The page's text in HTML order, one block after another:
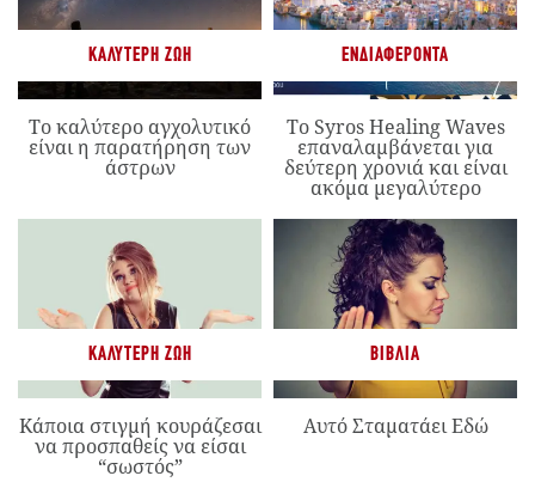
ΚΑΛΎΤΕΡΗ ΖΩΉ
Το καλύτερο αγχολυτικό
είναι η παρατήρηση των
άστρων
ΕΝΔΙΑΦΈΡΟΝΤΑ
Το Syros Healing Waves
επαναλαμβάνεται για
δεύτερη χρονιά και είναι
ακόμα μεγαλύτερο
ΚΑΛΎΤΕΡΗ ΖΩΉ
Κάποια στιγμή κουράζεσαι
να προσπαθείς να είσαι
“σωστός”
ΒΙΒΛΊΑ
Αυτό Σταματάει Εδώ